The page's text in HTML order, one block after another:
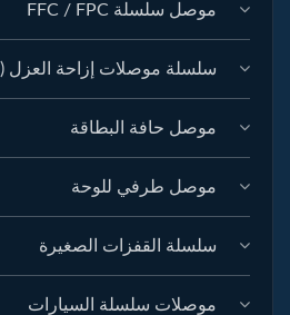
موصل سلسلة FFC / FPC
سلسلة موصلات إزاحة العزل (IDC)
موصل حافة البطاقة
موصل طرفي للوحة
سلسلة القفزات الصغيرة
موصلات سلسلة السيارات